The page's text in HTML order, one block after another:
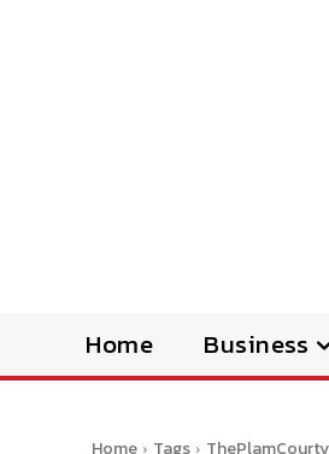
Home Business
Home Tags